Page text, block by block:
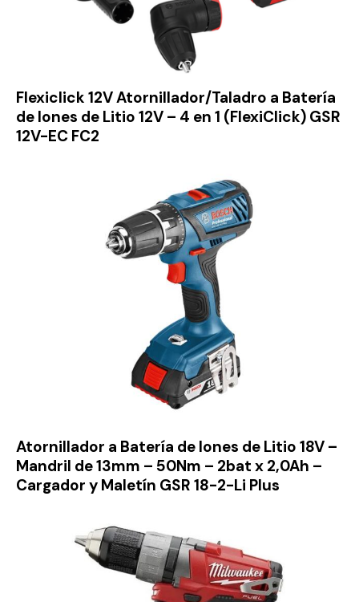
Flexiclick 12V Atornillador/Taladro a Batería
de Iones de Litio 12V – 4 en 1 (FlexiClick) GSR
12V-EC FC2
Atornillador a Batería de Iones de Litio 18V –
Mandril de 13mm – 50Nm – 2bat x 2,0Ah –
Cargador y Maletín GSR 18-2-Li Plus